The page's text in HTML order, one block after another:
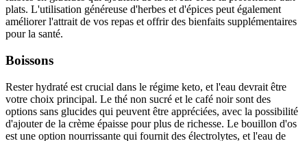
plats. L'utilisation généreuse d'herbes et d'épices peut également
améliorer l'attrait de vos repas et offrir des bienfaits supplémentaires
pour la santé.
Boissons
Rester hydraté est crucial dans le régime keto, et l'eau devrait être
votre choix principal. Le thé non sucré et le café noir sont des
options sans glucides qui peuvent être appréciées, avec la possibilité
d'ajouter de la crème épaisse pour plus de richesse. Le bouillon d'os
est une option nourrissante qui fournit des électrolytes, et l'eau de